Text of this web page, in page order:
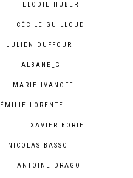
ELODIE HUBER
CÉCILE GUILLOUD
JULIEN DUFFOUR
ALBANE_G
MARIE IVANOFF
ÉMILIE LORENTE
XAVIER BORIE
NICOLAS BASSO
ANTOINE DRAGO